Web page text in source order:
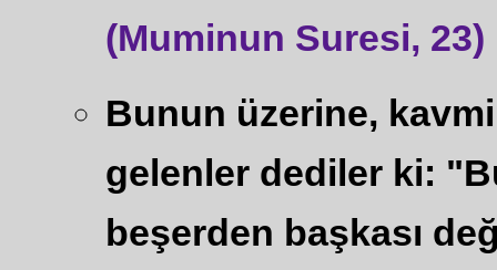
(Muminun Suresi, 23)
Bunun üzerine,
gelenler dediler ki:
beşerden başkası